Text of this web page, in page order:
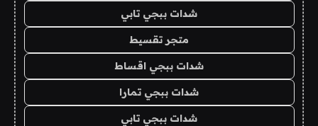
شدات ببجي تابي
متجر تقسيط
شدات ببجي اقساط
شدات ببجي تمارا
شدات ببجي تابي